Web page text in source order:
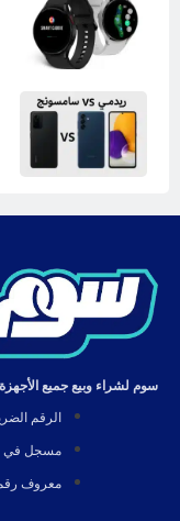
سوم لشراء وبيع جميع
الرقم الضريبي:
مسجل في
معروف رقم: